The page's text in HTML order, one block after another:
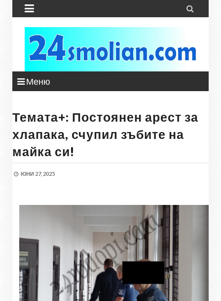
 
Меню
Темата+: Постоянен арест за
хлапака, счупил зъбите на
майка си!
ЮНИ 27, 2025